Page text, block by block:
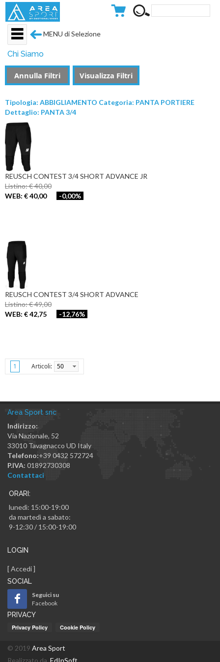
MENU di Selezione
Chi Siamo
Annulla Filtri Visualizza Filtri
Tipologia: ABBIGLIAMENTO Categoria: PANTA PORTIERE
Dettaglio: PANTA 3/4
REUSCH CONTEST 3/4 SHORT ADVANCE JR
Listino: € 40,00
WEB: € 40,00
-0,00%
REUSCH CONTEST 3/4 SHORT ADVANCE
Listino: € 49,00
WEB: € 42,75
-12,76%
1 Articoli: 50
Area Sport snc
Indirizzo:
Via Nazionale, 52
33010 Tavagnacco UD Italy
Telefono:+39 0432 572724
P.IVA: 01892730308
Contattaci
ORARI:
lunedì: 15:00-19:00
da martedì a sabato:
9-12:30 / 15:00-19:00
LOGIN
[Accedi]
SOCIAL
Seguici su
Facebook
PRIVACY
© 2019 Area Sport
Realizzato da EdInSoft